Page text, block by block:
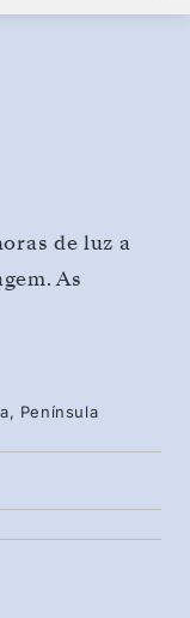
de luz a
As
se por
Voe de
acesso mais
passe três
Ilhas
de
Península